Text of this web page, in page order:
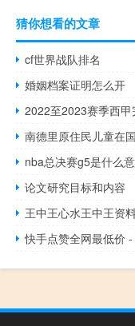
猜你想看的文章
cf世界战队排名
婚姻档案证明怎么开
2022至2023赛季西
nba总决赛g5是什么
论文研究目标和内容
王中王心水王中王资
快手点赞全网最低价